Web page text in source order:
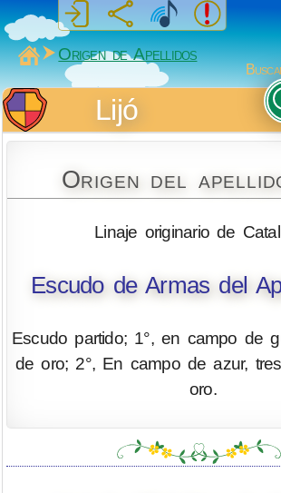
MiSabueso
Origen de Apellidos
Lijó
Origen del
Linaje originario de
Escudo de Armas del
Escudo partido; 1°, en campo de
de oro; 2°, En campo de azur,
oro.